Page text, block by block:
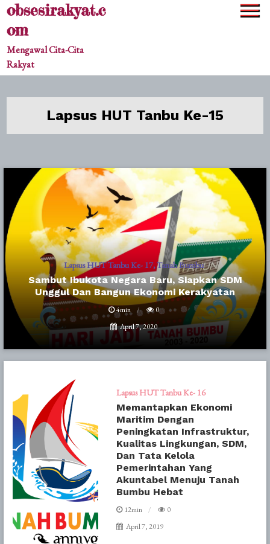
Skipobsesirakyat.c
om
Mengawal Cita-Cita
Rakyat
Lapsus HUT Tanbu Ke-15
Lapsus HUT Tanbu Ke- 17 Tanah Bumbu
Sambut Ibukota Negara Baru, Siapkan SDM
Unggul Dan Bangun Ekonomi Kerakyatan
4min
0
April 7, 2020
Lapsus HUT Tanbu Ke- 16
Memantapkan Ekonomi
Maritim Dengan
Peningkatan Infrastruktur,
Kualitas Lingkungan, SDM,
Dan Tata Kelola
Pemerintahan Yang
Akuntabel Menuju Tanah
Bumbu Hebat
12min
0
April 7, 2019